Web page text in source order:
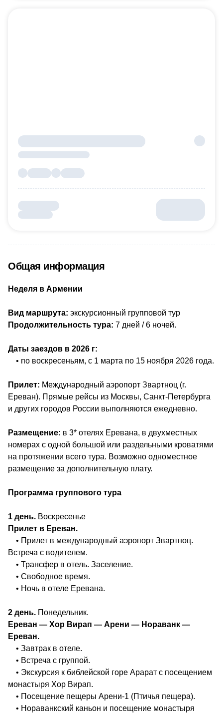
Общая информация
Неделя в Армении
Вид маршрута: экскурсионный групповой тур
Продолжительность тура: 7 дней / 6 ночей.
Даты заездов в 2026 г:
• по воскресеньям, с 1 марта по 15 ноября 2026 года.
Прилет: Международный аэропорт Звартноц (г.
Ереван). Прямые рейсы из Москвы, Санкт‑Петербурга
и других городов России выполняются ежедневно.
Размещение: в 3* отелях Еревана, в двухместных
номерах с одной большой или раздельными кроватями
на протяжении всего тура. Возможно одноместное
размещение за дополнительную плату.
Программа группового тура
1 день. Воскресенье
Прилет в Ереван.
• Прилет в международный аэропорт Звартноц.
Встреча с водителем.
• Трансфер в отель. Заселение.
• Свободное время.
• Ночь в отеле Еревана.
2 день. Понедельник.
Ереван — Хор Вирап — Арени — Нораванк —
Ереван.
• Завтрак в отеле.
• Встреча с группой.
• Экскурсия к библейской горе Арарат с посещением
монастыря Хор Вирап.
• Посещение пещеры Арени‑1 (Птичья пещера).
• Нораванкский каньон и посещение монастыря